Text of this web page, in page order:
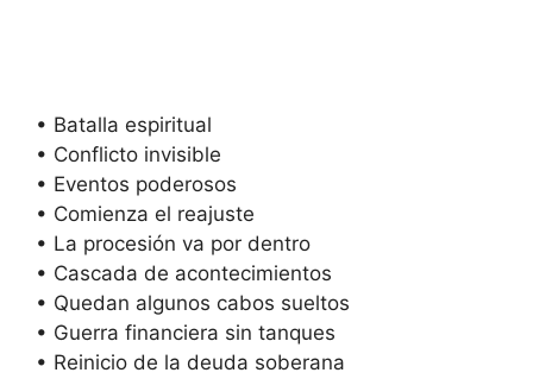
• Batalla espiritual
• Conflicto invisible
• Eventos poderosos
• Comienza el reajuste
• La procesión va por dentro
• Cascada de acontecimientos
• Quedan algunos cabos sueltos
• Guerra financiera sin tanques
• Reinicio de la deuda soberana